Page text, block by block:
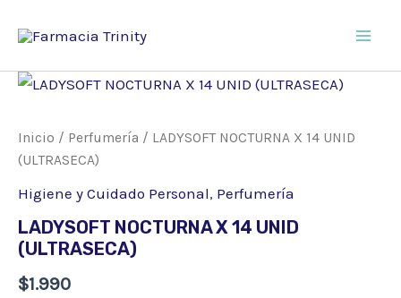
Inicio / Perfumería / LADYSOFT NOCTURNA X 14 UNID
(ULTRASECA)
Higiene y Cuidado Personal, Perfumería
LADYSOFT NOCTURNA X 14 UNID
(ULTRASECA)
$1.990